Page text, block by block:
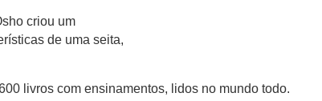
criou um
de uma seita,
livros com ensinamentos, lidos no mundo todo.